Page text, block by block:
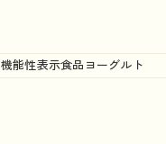
機能性表示食品ヨーグルト